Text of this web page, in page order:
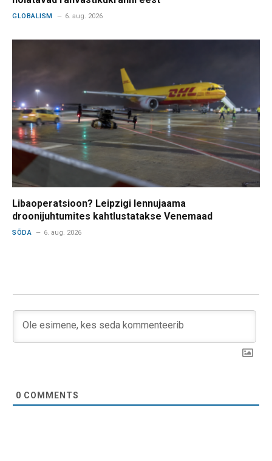
GLOBALISM 6. aug. 2026
Libaoperatsioon? Leipzigi lennujaama
droonijuhtumites kahtlustatakse Venemaad
SÕDA 6. aug. 2026
0 COMMENTS